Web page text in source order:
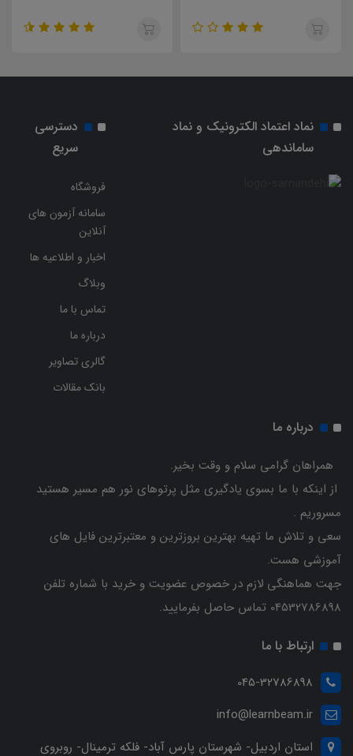
نماد اعتماد الکترونیک و نماد
ساماندهی
دسترسی
سریع
فروشگاه
سامانه آزمون های
آنلاین
اخبار و اطلاعیه ها
وبلاگ
تماس با ما
درباره ما
گالری تصاویر
بانک مقالات
درباره ما
همراهان گرامی سلام و وقت بخیر.
از اینکه با ما بسوی یادگیری مثل پرتوهای نور هم مسیر هستید
مسروریم .
سعی و تلاش ما تهیه بهترین بروزترین و معتبرترین فایل های
آموزشی هست.
جهت هماهنگی لازم در خصوص عضویت و خرید با شماره تلفن
04532786898 تماس حاصل بفرمایید.
ارتباط با ما
045-32786898
info@learnbeam.ir
استان اردبیل- شهرستان پارس آباد- فلکه ترمینال- روبروی